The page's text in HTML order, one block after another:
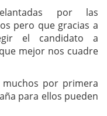
por las
pero que gracias a
el candidato a
mejor nos cuadre
por primera
para ellos pueden